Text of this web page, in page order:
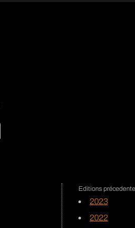
2023
2022